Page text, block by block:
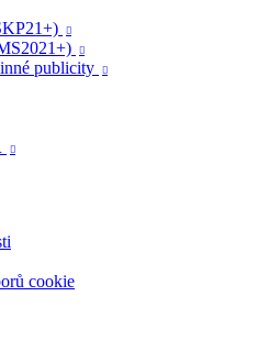


publicity 

cookie